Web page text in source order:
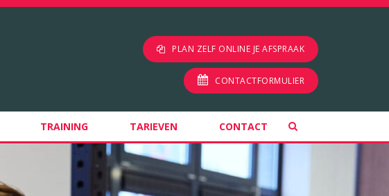
PLAN ZELF ONLINE JE AFSPRAAK
CONTACTFORMULIER
TRAINING TARIEVEN CONTACT